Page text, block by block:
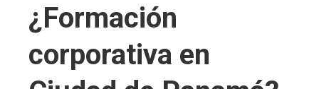
¿Formación
corporativa en